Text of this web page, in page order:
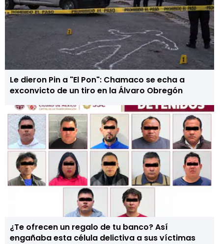
Le dieron Pin a "El Pon": Chamaco se echa a
exconvicto de un tiro en la Álvaro Obregón
¿Te ofrecen un regalo de tu banco? Así
engañaba esta célula delictiva a sus víctimas